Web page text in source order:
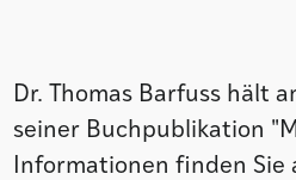
Dr. Thomas Barfuss hält
seiner Buchpublikation
Informationen finden Sie